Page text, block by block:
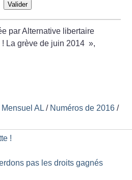
Valider
par Alternative libertaire
! La grève de juin 2014 »,
Mensuel AL / Numéros de 2016 /
!
pas les droits gagnés